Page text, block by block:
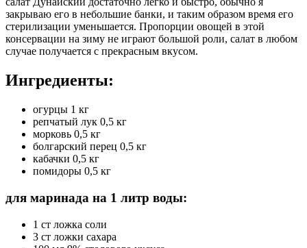
закрываю его в небольшие банки, и таким образом время его
стерилизации уменьшается. Пропорции овощей в этой
консервации на зиму не играют большой роли, салат в любом
случае получается с прекрасным вкусом.
Ингредиенты:
огурцы 1 кг
репчатый лук 0,5 кг
морковь 0,5 кг
болгарский перец 0,5 кг
кабачки 0,5 кг
помидоры 0,5 кг
для маринада на 1 литр воды:
1 ст ложка соли
3 ст ложки сахара